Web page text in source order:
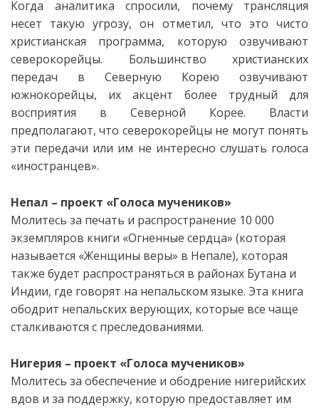
Когда аналитика спросили, почему трансляция
несет такую угрозу, он отметил, что это чисто
христианская программа, которую озвучивают
северокорейцы. Большинство христианских
передач в Северную Корею озвучивают
южнокорейцы, их акцент более трудный для
восприятия в Северной Корее. Власти
предполагают, что северокорейцы не могут понять
эти передачи или им не интересно слушать голоса
«иностранцев».
Непал – проект «Голоса мучеников»
Молитесь за печать и распространение 10 000
экземпляров книги «Огненные сердца» (которая
называется «Женщины веры» в Непале), которая
также будет распространяться в районах Бутана и
Индии, где говорят на непальском языке. Эта книга
ободрит непальских верующих, которые все чаще
сталкиваются с преследованиями.
Нигерия – проект «Голоса мучеников»
Молитесь за обеспечение и ободрение нигерийских
вдов и за поддержку, которую предоставляет им